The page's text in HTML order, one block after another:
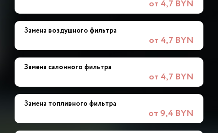
от 4,7 BYN
Замена воздушного фильтра
от 4,7 BYN
Замена салонного фильтра
от 4,7 BYN
Замена топливного фильтра
от 9,4 BYN